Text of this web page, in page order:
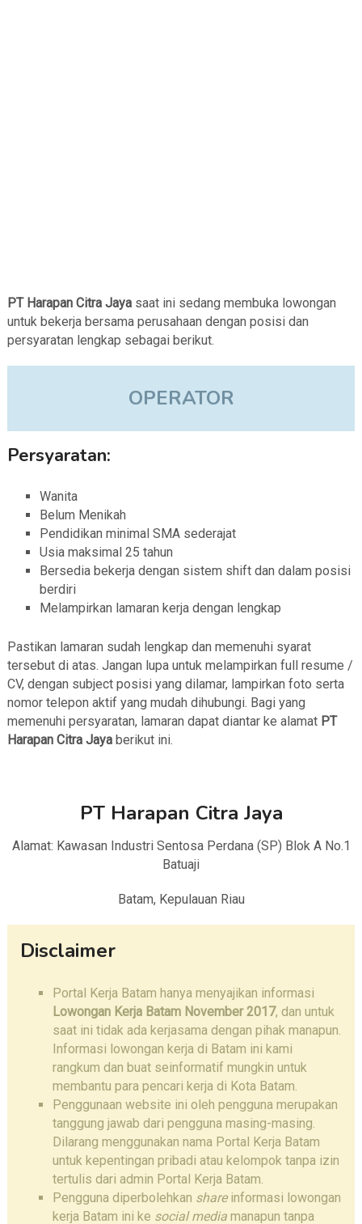
PT Harapan Citra Jayasaat ini sedang membuka lowongan
untuk bekerja bersama perusahaan dengan posisi dan
persyaratan lengkap sebagai berikut.
OPERATOR
Persyaratan:
Wanita
Belum Menikah
Pendidikan minimal SMA sederajat
Usia maksimal 25 tahun
Bersedia bekerja dengan sistem shift dan dalam posisi
berdiri
Melampirkan lamaran kerja dengan lengkap
Pastikan lamaran sudah lengkap dan memenuhi syarat
tersebut di atas. Jangan lupa untuk melampirkan full resume /
CV, dengan subject posisi yang dilamar, lampirkan foto serta
nomor telepon aktif yang mudah dihubungi. Bagi yang
memenuhi persyaratan, lamaran dapat diantar ke alamat PT
Harapan Citra Jayaberikut ini.
PT Harapan Citra Jaya
Alamat: Kawasan Industri Sentosa Perdana (SP) Blok A No.1
Batuaji
Batam, Kepulauan Riau
Disclaimer
Portal Kerja Batam hanya menyajikan informasi
Lowongan Kerja Batam November 2017, dan untuk
saat ini tidak ada kerjasama dengan pihak manapun.
Informasi lowongan kerja di Batam ini kami
rangkum dan buat seinformatif mungkin untuk
membantu para pencari kerja di Kota Batam.
Penggunaan website ini oleh pengguna merupakan
tanggung jawab dari pengguna masing-masing.
Dilarang menggunakan nama Portal Kerja Batam
untuk kepentingan pribadi atau kelompok tanpa izin
tertulis dari admin Portal Kerja Batam.
Pengguna diperbolehkan shareinformasi lowongan
kerja Batam ini ke social mediamanapun tanpa